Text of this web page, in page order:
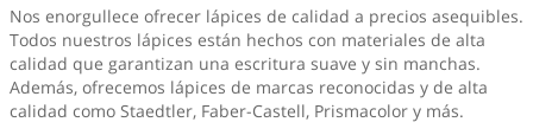
Nos enorgullece ofrecer lápices de calidad a precios asequibles.
Todos nuestros lápices están hechos con materiales de alta
calidad que garantizan una escritura suave y sin manchas.
Además, ofrecemos lápices de marcas reconocidas y de alta
calidad como Staedtler, Faber-Castell, Prismacolor y más.